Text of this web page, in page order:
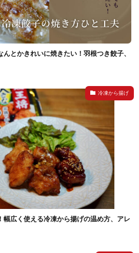
とかきれいに焼きたい！羽根つき餃子、
冷凍から揚げ
幅広く使える冷凍から揚げの温め方、アレ